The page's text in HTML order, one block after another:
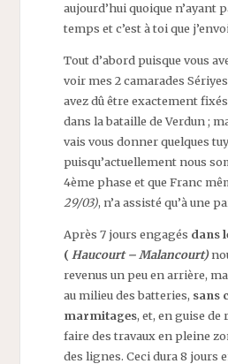
aujourd’hui quoique n’ayant
temps et c’est à toi que
Tout d’abord puisque vous
voir mes 2 camarades
avez dû être exactement
dans la bataille de Verdun ;
vais vous donner quelques
puisqu’actuellement nous
4ème phase et que Franc
29/03), n’a assisté qu’à une
Après 7 jours engagés dans
( Haucourt – Malancourt)
revenus un peu en arrière,
au milieu des batteries, sans
marmitages, et, en guise de
faire des travaux en pleine
des lignes. Ceci dura 8 jours